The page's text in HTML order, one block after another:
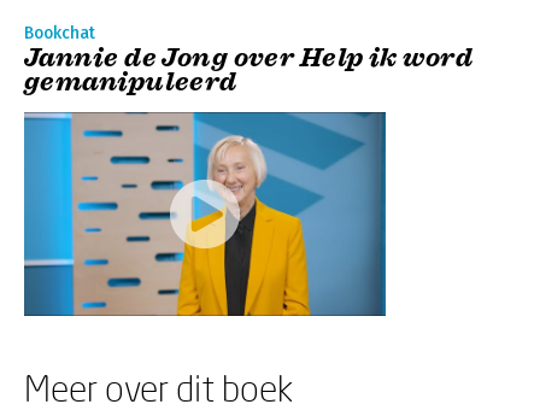
Bookchat
Jannie de Jong over Help ik word
gemanipuleerd
Meer over dit boek